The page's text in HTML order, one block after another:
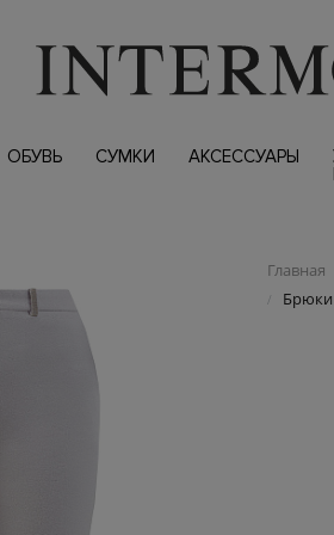
ОБУВЬ СУМКИ АКСЕССУАРЫ
Главная
/ Брюки